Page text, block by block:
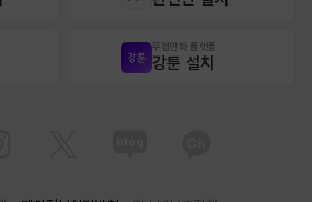
무협만화 플랫폼
강툰 설치